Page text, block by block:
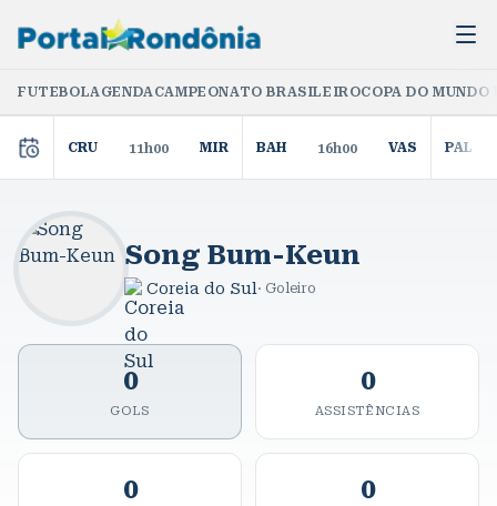
FUTEBOLAGENDACAMPEONATO BRASILEIROCOPA DO
CRU 11h00 MIR BAH 16h00 VAS PAL
Song Bum-Keun
Coreia do Sul · Goleiro
0
GOLS
0
ASSISTÊNCIAS
0 0